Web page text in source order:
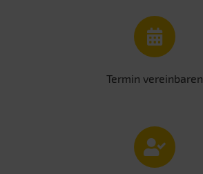
Termin vereinbaren